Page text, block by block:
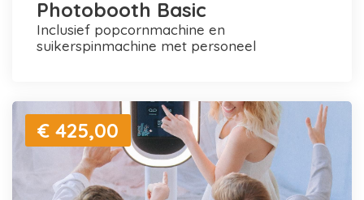
Photobooth Basic
inclusief popcornmachine en
suikerspinmachine met personeel
€ 425,00